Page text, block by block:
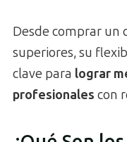
Desde comprar un
superiores, su
clave para lograr
profesionales con